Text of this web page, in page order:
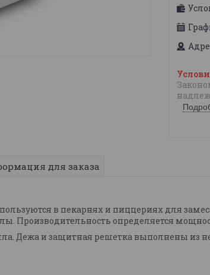
для заказа
в пекарнях и пиццериях для
Производительность определяется
Дежа и защитная решетка выполнены из